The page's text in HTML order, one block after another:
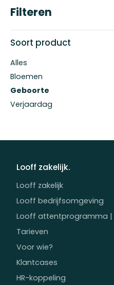
Filteren
Soort product
Alles
Bloemen
Geboorte
Verjaardag
Looff zakelijk.
Looff zakelijk
Looff bedrijfsomgeving
Looff attentprogramma |
Tarieven
Voor wie?
Klantcases
HR-koppeling